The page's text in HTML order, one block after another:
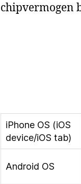
chipvermogen
iPhone OS (iOS
device/iOS tab)
Android OS